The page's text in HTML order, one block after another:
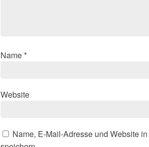
Name *
Website
Name, E-Mail-Adresse und Website